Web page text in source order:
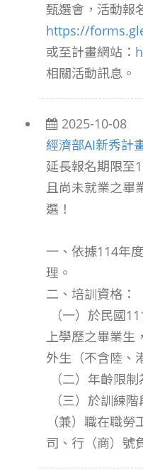
甄選會，活動報
https://
或至計畫網站：
相關活動訊息。
2025-10-08
經濟部AI新秀計
延長報名期限至
且尚未就業之畢
選！
一、依據114年
理。
二、培訓資格：
（一）於民國
上學歷之畢業生
外生（不含陸、
（二）年齡限
（三）於訓練
（兼）職在職
司、行（商）號